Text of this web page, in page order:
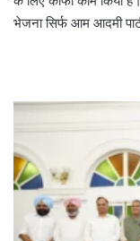
भेजना सिर्फ आम आदमी